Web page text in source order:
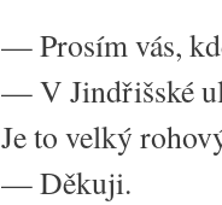
—Prosím vás,
—V Jindřišské
Je to velký
—Děkuji.